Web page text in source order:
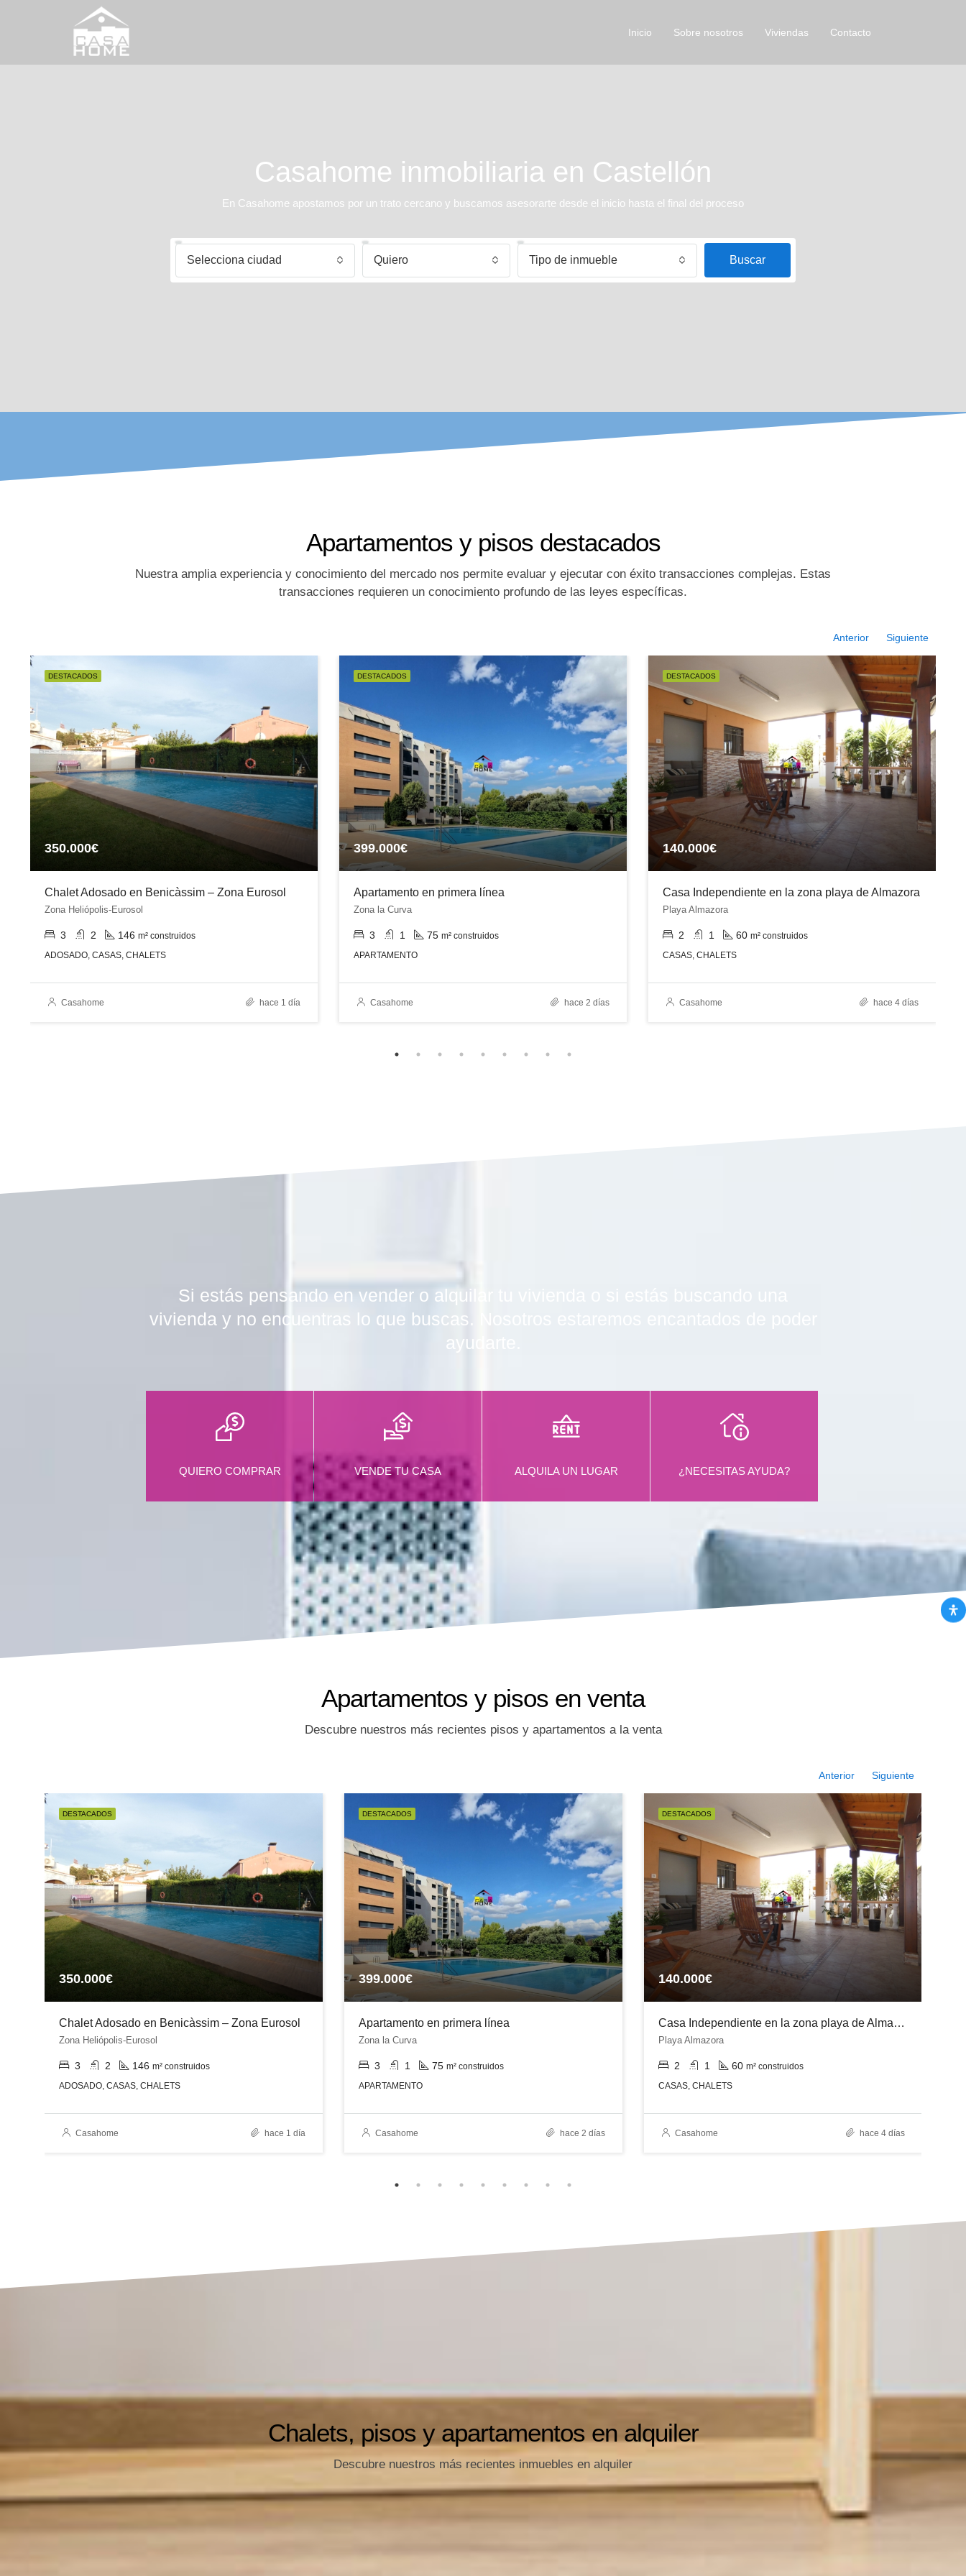
Inicio Sobre nosotros Viviendas Contacto
Casahome inmobiliaria en Castellón
En Casahome apostamos por un trato cercano y buscamos asesorarte desde el inicio hasta el final del proceso
Selecciona ciudad Quiero Tipo de inmueble Buscar
Apartamentos y pisos destacados
Nuestra amplia experiencia y conocimiento del mercado nos permite evaluar y ejecutar con éxito transacciones complejas. Estas
transacciones requieren un conocimiento profundo de las leyes específicas.
Anterior Siguiente
DESTACADOS
350.000€
Chalet Adosado en Benicàssim – Zona Eurosol
Zona Heliópolis-Eurosol
3 2 146 m² construidos
ADOSADO, CASAS, CHALETS
Casahome hace 1 día
DESTACADOS
399.000€
Apartamento en primera línea
Zona la Curva
3 1 75 m² construidos
APARTAMENTO
Casahome hace 2 días
DESTACADOS
140.000€
Casa Independiente en la zona playa de Almazora
Playa Almazora
2 1 60 m² construidos
CASAS, CHALETS
Casahome hace 4 días
Si estás pensando en vender o alquilar tu vivienda o si estás buscando una
vivienda y no encuentras lo que buscas. Nosotros estaremos encantados de poder
ayudarte.
QUIERO COMPRAR VENDE TU CASA ALQUILA UN LUGAR ¿NECESITAS AYUDA?
Apartamentos y pisos en venta
Descubre nuestros más recientes pisos y apartamentos a la venta
Anterior Siguiente
DESTACADOS
350.000€
Chalet Adosado en Benicàssim – Zona Eurosol
Zona Heliópolis-Eurosol
3 2 146 m² construidos
ADOSADO, CASAS, CHALETS
Casahome hace 1 día
DESTACADOS
399.000€
Apartamento en primera línea
Zona la Curva
3 1 75 m² construidos
APARTAMENTO
Casahome hace 2 días
DESTACADOS
140.000€
Casa Independiente en la zona playa de Almazora
Playa Almazora
2 1 60 m² construidos
CASAS, CHALETS
Casahome hace 4 días
Chalets, pisos y apartamentos en alquiler
Descubre nuestros más recientes inmuebles en alquiler